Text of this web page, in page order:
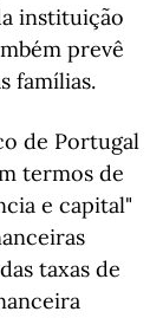
instituição
prevê
famílias.
de Portugal
termos de
e capital"
taxas de